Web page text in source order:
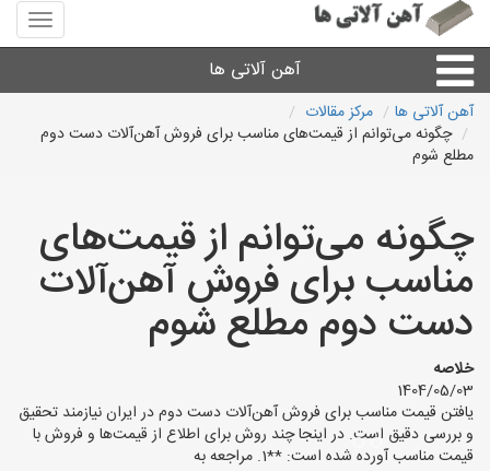
منوی
سایت
آلاتی
آهن آلاتی ها
میلگرد نبشی،مفتول
لوله و اتصالات
سایر آهن آلات
آهن آلاتی های شهرها
آهن آلاتی ها
مرکز مقالات
چگونه می‌توانم از قیمت‌های مناسب برای فروش آهن‌آلات دست دوم
مطلع شوم
چگونه می‌توانم از قیمت‌های
مناسب برای فروش آهن‌آلات
دست دوم مطلع شوم
خلاصه
1404/05/03
یافتن قیمت مناسب برای فروش آهن‌آلات دست دوم در ایران نیازمند تحقیق
و بررسی دقیق است. در اینجا چند روش برای اطلاع از قیمت‌ها و فروش با
قیمت مناسب آورده شده است: **1. مراجعه به